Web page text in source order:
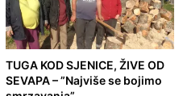
TUGA KOD SJENICE, ŽIVE OD
SEVAPA – ”Najviše se bojimo